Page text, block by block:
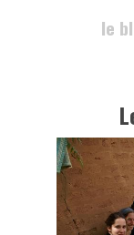
le